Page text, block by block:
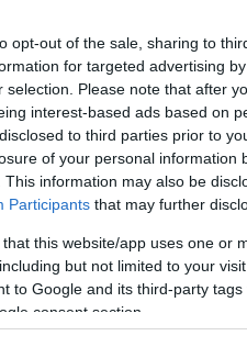
opt-out of the sale, sharing to
for targeted advertising
selection. Please note that after
interest-based ads based on
to third parties prior to
of your personal information
This information may also be
Participants that may further
that this website/app uses one or
but not limited to your
to Google and its third-party
consent section.
«Η απώλεια της
επισήμανε ο
κ. Τσίπρα να μιλά
γονίδια ΣΥΡΙΖΑ